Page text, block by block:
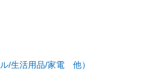
/生活用品/家電 他）